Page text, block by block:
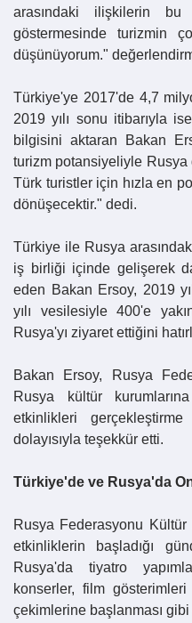
arasındaki ilişkilerin
göstermesinde turizmin
düşünüyorum."
Türkiye'ye 2017'de 4,7
2019 yılı sonu itibarıyla
bilgisini aktaran Bakan
turizm potansiyeliyle Rusya
Türk turistler için hızla en
dönüşecektir." dedi.
Türkiye ile Rusya
iş birliği içinde gelişerek
eden Bakan Ersoy, 2019
yılı vesilesiyle 400'e
Rusya'yı ziyaret ettiğini
Bakan Ersoy, Rusya
Rusya kültür
etkinlikleri
dolayısıyla teşekkür etti.
Türkiye'de ve Rusya'da
Rusya Federasyonu
etkinliklerin başladığı
Rusya'da tiyatro
konserler, film
çekimlerine başlanması